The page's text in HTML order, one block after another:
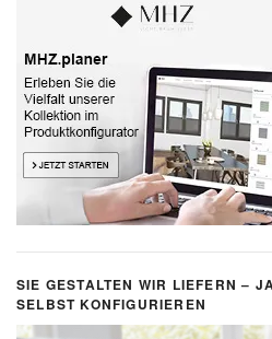
SIE GESTALTEN WIR LIEFERN –
SELBST KONFIGURIEREN